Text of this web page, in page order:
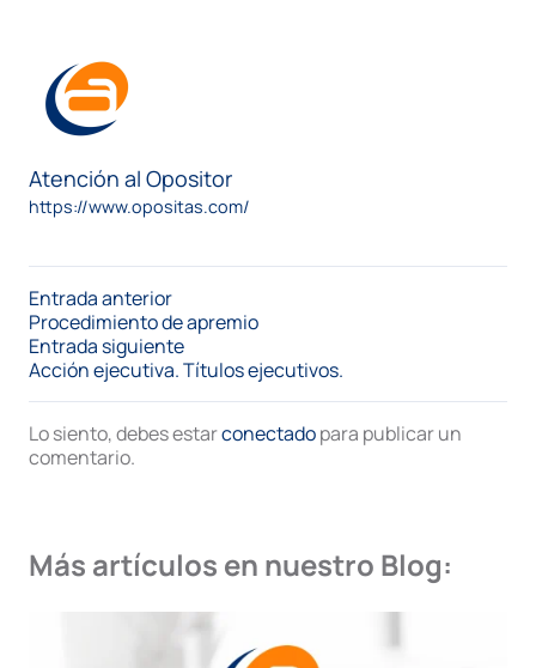
Atención al Opositor
https://www.opositas.com/
Entrada anterior
Procedimiento de apremio
Entrada siguiente
Acción ejecutiva. Títulos ejecutivos.
Lo siento, debes estarconectadopara publicar un
comentario.
Más artículos en nuestro Blog: